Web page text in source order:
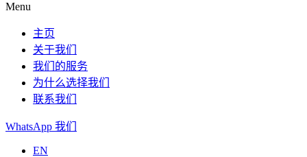
Menu
主页
关于我们
我们的服务
为什么选择我们
联系我们
WhatsApp 我们
EN